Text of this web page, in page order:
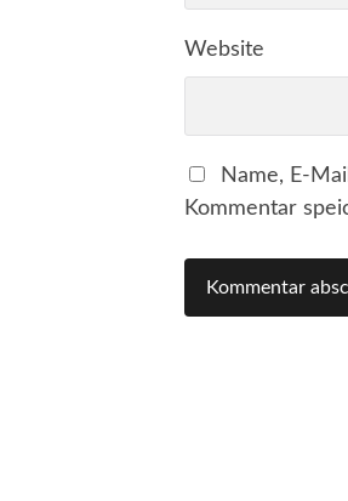
Website
Name, E-
Kommentar